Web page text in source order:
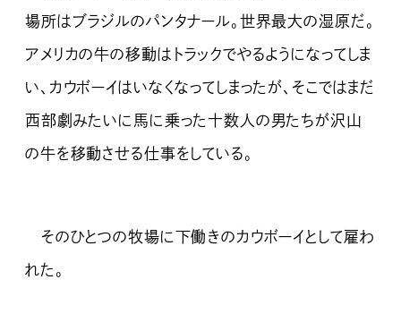
場所はブラジルのパンタナール。世界最大の湿原だ。
アメリカの牛の移動はトラックでやるようになってしま
い、カウボーイはいなくなってしまったが、そこではまだ
西部劇みたいに馬に乗った十数人の男たちが沢山
の牛を移動させる仕事をしている。
そのひとつの牧場に下働きのカウボーイとして雇わ
れた。